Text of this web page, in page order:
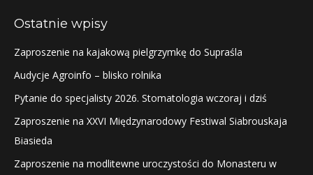
Ostatnie wpisy
Zaproszenie na kajakową pielgrzymkę do Supraśla
Audycje Agroinfo – blisko rolnika
Pytanie do specjalisty 2026. Stomatologia wczoraj i dziś
Zaproszenie na XXVI Międzynarodowy Festiwal Siabrouskaja
Biasieda
Zaproszenie na modlitewne uroczystości do Monasteru w